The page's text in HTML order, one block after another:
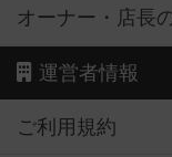
オーナー・店長
運営者情報
ご利用規約